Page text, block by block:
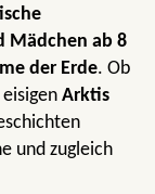
Mädchen ab 8
der Erde. Ob
Arktis
und zugleich